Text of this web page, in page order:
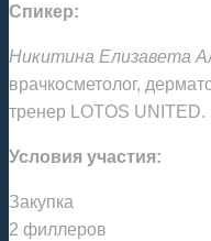
Спикер:
Никитина Елизавета
врачкосметолог,
тренер LOTOS UNITED.
Условия участия:
Закупка
2 филлеров